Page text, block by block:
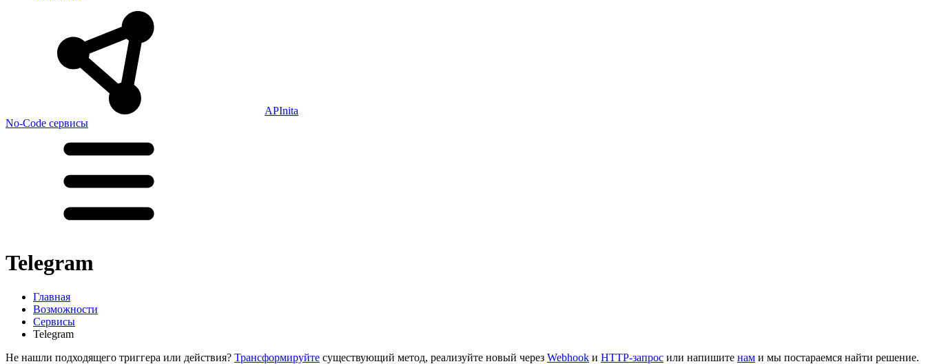
APInita
No-Code сервисы
Telegram
Главная
Возможности
Сервисы
Telegram
Не нашли подходящего триггера или действия? Трансформируйте существующий метод, реализуйте новый через Webhook и HTTP-запрос или напишите нам и мы постараемся найти решение.